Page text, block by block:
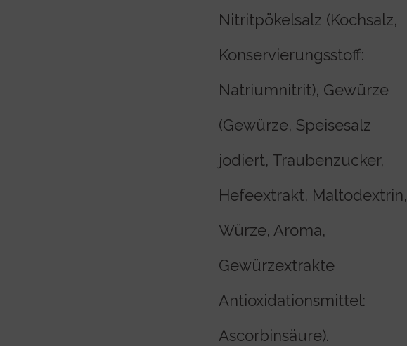
Nitritpökelsalz (Kochsalz,
Konservierungsstoff:
Natriumnitrit), Gewürze
(Gewürze, Speisesalz
jodiert, Traubenzucker,
Hefeextrakt, Maltodextrin,
Würze, Aroma,
Gewürzextrakte
Antioxidationsmittel:
Ascorbinsäure).